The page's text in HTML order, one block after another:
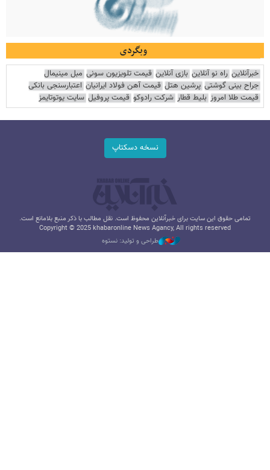
وبگردی
خبرآنلاین راه نو آنلاین بازی آنلاین قیمت تلویزیون سونی مبل مینیمال
جراح بینی گوشتی پرشین هتل قیمت آهن فولاد ایرانیان اعتبارسنجی بانکی
قیمت طلا امروز بلیط قطار شرکت رادوکو قیمت پروفیل سایت یوتوتایمز
نسخه دسکتاپ
تمامی حقوق این سایت برای خبرآنلاین محفوظ است. نقل مطالب با ذکر منبع بلامانع است.
Copyright © 2025 khabaronline News Agancy, All rights reserved
طراحی و تولید: نستوه